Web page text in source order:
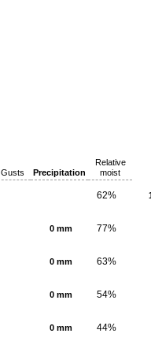
Gusts Precipitation
Relative
moist
62%
0 mm 77%
0 mm 63%
0 mm 54%
0 mm 44%